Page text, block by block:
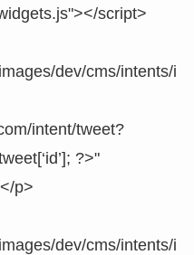
script>
dev/cms/intents/i
intent/tweet?
?>"
p>
dev/cms/intents/i